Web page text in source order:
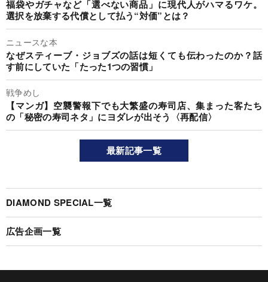
福袋やガチャなど「選べない商品」に現代人がハマるワケ。
選択を放棄する代償として払う“対価”とは？
ニュースな本
なぜスティーブ・ジョブズの話は短くても伝わったのか？話
す前にしていた「たった1つの習慣」
戦争めし
【マンガ】空襲警報下でも大繁盛の寿司店、集まった客たち
の「秘密の寿司ネタ」にヨダレが出そう〈再配信〉
最新記事一覧
DIAMOND SPECIAL一覧
広告企画一覧